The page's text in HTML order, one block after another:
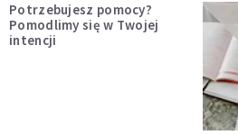
Potrzebujesz pomocy?
Pomodlimy się w Twojej
intencji